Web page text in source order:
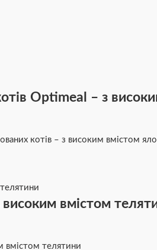
Optimeal – з
котів – з високим вмістом
вмістом
вмістом телятини